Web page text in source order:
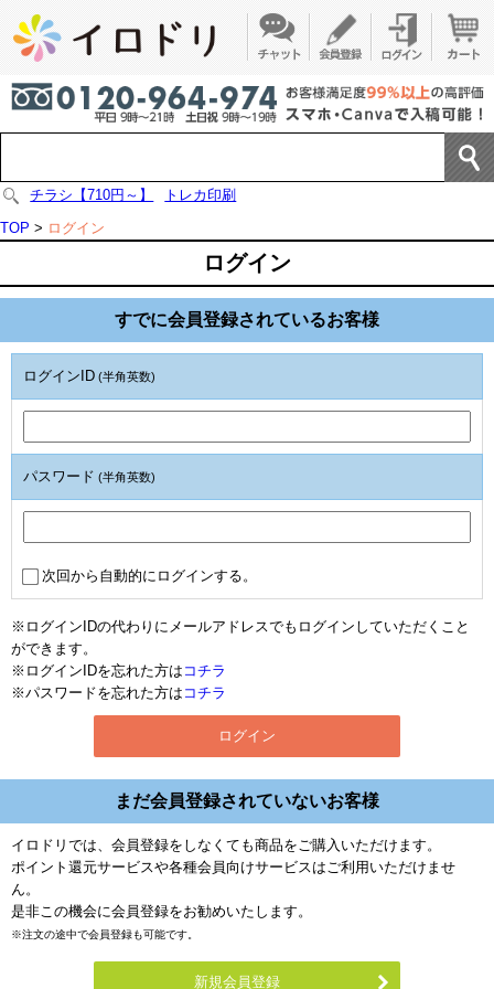
チラシ【710円～】
トレカ印刷
TOP > ログイン
ログイン
すでに会員登録されているお客様
ログインID (半角英数)
パスワード (半角英数)
次回から自動的にログインする。
※ログインIDの代わりにメールアドレスでもログインしていただくこと
ができます。
※ログインIDを忘れた方は コチラ
※パスワードを忘れた方は コチラ
まだ会員登録されていないお客様
イロドリでは、会員登録をしなくても商品をご購入いただけます。
ポイント還元サービスや各種会員向けサービスはご利用いただけませ
ん。
是非この機会に会員登録をお勧めいたします。
※注文の途中で会員登録も可能です。
新規会員登録